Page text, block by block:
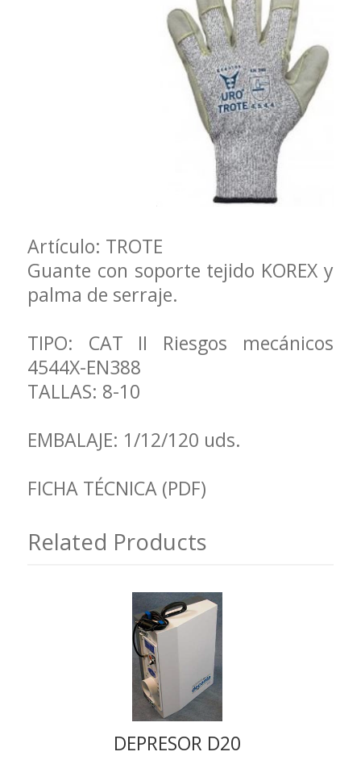
Artículo: TROTE
Guante con soporte tejido KOREX y
palma de serraje.
TIPO: CAT II Riesgos mecánicos
4544X-EN388
TALLAS: 8-10
EMBALAJE: 1/12/120 uds.
FICHA TÉCNICA (PDF)
Related Products
DEPRESOR D20